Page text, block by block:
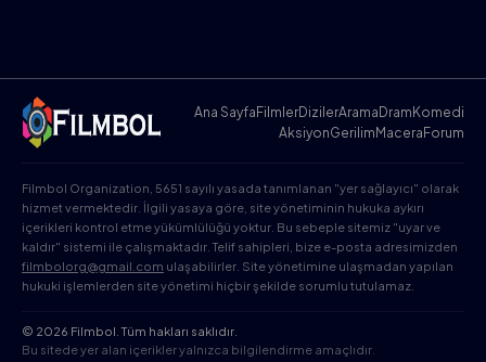
Ana Sayfa FilmlerDizilerArama Dram Komedi
AksiyonGerilim Macera Forum
Filmbol Organization, 5651 sayılı yasada tanımlanan "yer sağlayıcı" olarak
hizmet vermektedir. İlgili yasaya göre, site yönetiminin hukuka aykırı
içerikleri kontrol etme yükümlülüğü yoktur. Bu sebeple sitemiz "uyar ve
kaldır" sistemi ile çalışmaktadır. Telif sahipleri, bize e-posta adresimizden
filmbolorg@gmail.com ulaşabilirler. Site yönetimine ulaşmadan yapılan
hukuki işlemlerden site yönetimi hiçbir şekilde sorumlu tutulamaz.
© 2026 Filmbol. Tüm hakları saklıdır.
Bu sitede yer alan içerikler yalnızca bilgilendirme amaçlıdır.